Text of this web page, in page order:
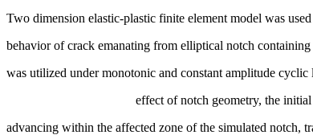
Two dimension elastic-plastic finite element model was
behavior of crack emanating from elliptical notch
was utilized under monotonic and constant amplitude
effect of notch geometry, the
advancing within the affected zone of the simulated notch,